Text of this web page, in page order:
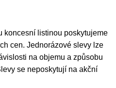
koncesní listinou poskytujeme
cen. Jednorázové slevy lze
na objemu a způsobu
se neposkytují na akční